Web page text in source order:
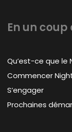
En un
Qu’est-ce que le
Commencer
S’engager
Prochaines